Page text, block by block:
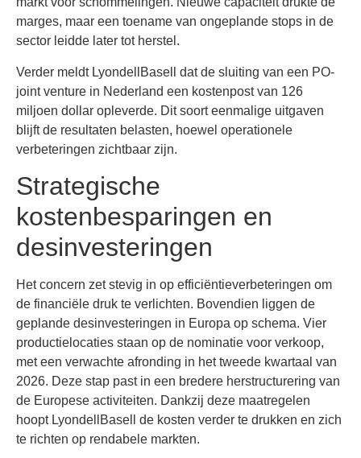
marges, maar een toename van ongeplande stops in de
sector leidde later tot herstel.
Verder meldt LyondellBasell dat de sluiting van een PO-
joint venture in Nederland een kostenpost van 126
miljoen dollar opleverde. Dit soort eenmalige uitgaven
blijft de resultaten belasten, hoewel operationele
verbeteringen zichtbaar zijn.
Strategische
kostenbesparingen en
desinvesteringen
Het concern zet stevig in op efficiëntieverbeteringen om
de financiële druk te verlichten. Bovendien liggen de
geplande desinvesteringen in Europa op schema. Vier
productielocaties staan op de nominatie voor verkoop,
met een verwachte afronding in het tweede kwartaal van
2026. Deze stap past in een bredere herstructurering van
de Europese activiteiten. Dankzij deze maatregelen
hoopt LyondellBasell de kosten verder te drukken en zich
te richten op rendabele markten.